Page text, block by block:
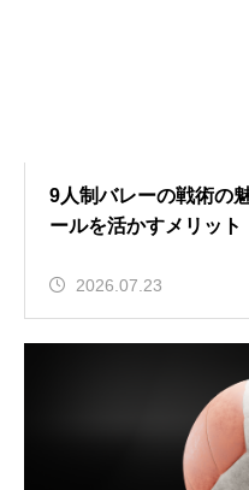
9人制バレーの戦術の
ールを活かすメリット
2026.07.23